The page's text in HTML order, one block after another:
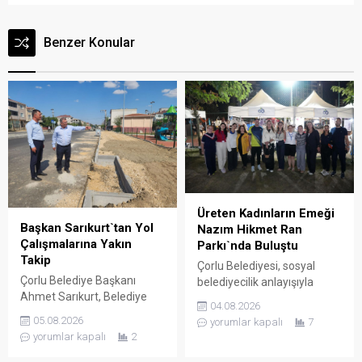
Benzer Konular
Başkan Sarıkurt`tan Yol
Çalışmalarına Yakın
Takip
Çorlu Belediye Başkanı
Ahmet Sarıkurt, Belediye
Kum ile birlikte kentin farklı
noktalarında sürdürülen
05.08.2026
yorumlar kapalı
2
Üreten Kadınların Emeği
Nazım Hikmet Ran
Parkı`nda Buluştu
Çorlu Belediyesi, sosyal
belediyecilik anlayışıyla
sosyal hayattaki yerini
güçlendirmeye devam
04.08.2026
yorumlar kapalı
7